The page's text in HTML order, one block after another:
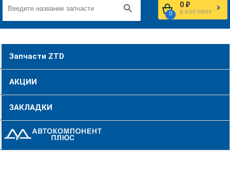
0
0 ₽
В КОРЗИНУ
Запчасти ZTD
АКЦИИ
ЗАКЛАДКИ